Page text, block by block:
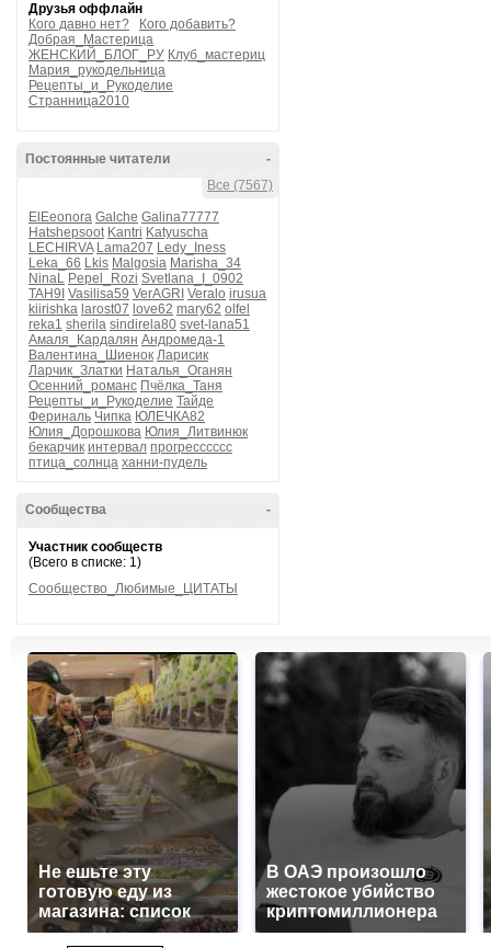
Друзья оффлайн
Кого давно нет?
Кого добавить?
Добрая_Мастерица
ЖЕНСКИЙ_БЛОГ_РУ Клуб_мастериц
Мария_рукодельница
Рецепты_и_Рукоделие
Странница2010
-
Постоянные читатели
Все (7567)
ElEeonora Galche Galina77777
Hatshepsoot Kantri Katyuscha
LECHIRVA Lama207 Ledy_Iness
Leka_66 Lkis Malgosia Marisha_34
NinaL Pepel_Rozi Svetlana_I_0902
TAH9I Vasilisa59 VerAGRI Veralo irusua
kiirishka larost07 love62 mary62 olfel
reka1 sherila sindirela80 svet-lana51
Амаля_Кардалян Андромеда-1
Валентина_Шиенок Ларисик
Ларчик_Златки Наталья_Оганян
Осенний_романс Пчёлка_Таня
Рецепты_и_Рукоделие Тайде
Фериналь Чипка ЮЛЕЧКА82
Юлия_Дорошкова Юлия_Литвинюк
бекарчик интервал прогресссссс
птица_солнца ханни-пудель
-
Сообщества
Участник сообществ
(Всего в списке: 1)
Сообщество_Любимые_ЦИТАТЫ
Не ешьте эту
готовую еду из
магазина: список
В ОАЭ произошло
жестокое убийство
криптомиллионера